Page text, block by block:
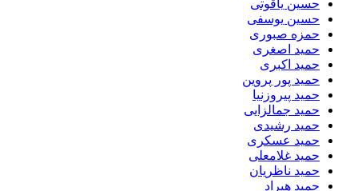
حسین یاقوتی
حسین یوسفی
حمزه صبوری
حمید اصغری
حمید اکبری
حمید پور پروین
حمید پیروزنیا
حمید جمالزایی
حمید رشیدی
حمید عسکری
حمید غلامعلی
حمید ناظریان
حمید هیراد